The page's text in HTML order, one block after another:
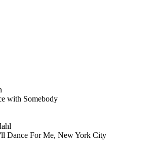
with Somebody
Dance For Me, New York City